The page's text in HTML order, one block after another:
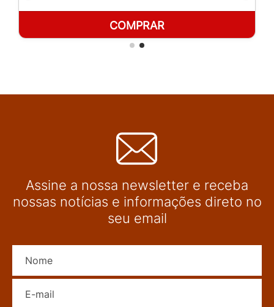
COMPRAR
Assine a nossa newsletter e receba
nossas notícias e informações direto no
seu email